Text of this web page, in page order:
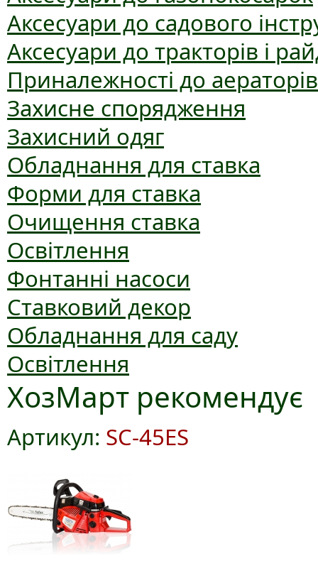
Аксесуари до садового
Аксесуари до тракторів і
Приналежності до аераторів
Захисне спорядження
Захисний одяг
Обладнання для ставка
Форми для ставка
Очищення ставка
Освітлення
Фонтанні насоси
Ставковий декор
Обладнання для саду
Освітлення
ХозМарт рекомендує
Артикул: SC-45ES